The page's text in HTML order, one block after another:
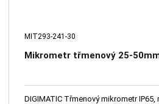
MIT293-241-30
Mikrometr třmenový 25-
DIGIMATIC Třmenový mikrometr IP65,